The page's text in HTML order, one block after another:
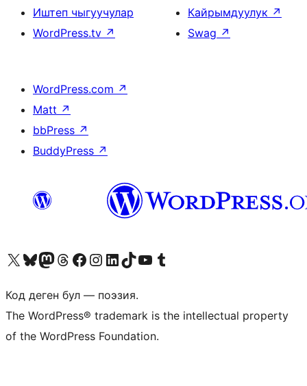
Иштеп чыгуучулар
WordPress.tv ↗
Кайрымдуулук ↗
Swag ↗
WordPress.com ↗
Matt ↗
bbPress ↗
BuddyPress ↗
Visit our X (formerly Twitter) account
Visit our Bluesky account
Биздин Mastodon түрмөгүбүзгө баш багыңыз
Visit our Threads account
Биздин Facebook баракчабызга кириңиз
Биздин Instagram баракчабызга баш багыңыз
Биздин LinkedIn баракчабызга баш багыңыз
Visit our TikTok account
Visit our YouTube channel
Visit our Tumblr account
Код деген бул — поэзия.
The WordPress® trademark is the intellectual property
of the WordPress Foundation.